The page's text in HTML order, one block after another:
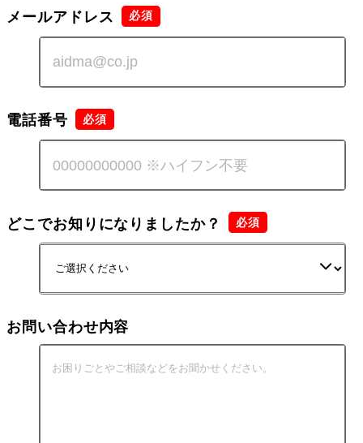
メールアドレス
電話番号
どこでお知りになりましたか？
お問い合わせ内容